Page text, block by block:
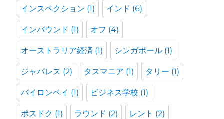
インスペクション (1) インド (6)
インバウンド (1) オフ (4)
オーストラリア経済 (1) シンガポール (1)
ジャパレス (2) タスマニア (1) タリー (1)
バイロンベイ (1) ビジネス学校 (1)
ポスドク (1) ラウンド (2) レント (2)